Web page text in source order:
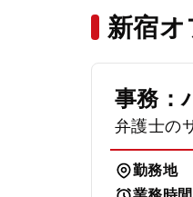
新宿オ
事務：
弁護士の
勤務地